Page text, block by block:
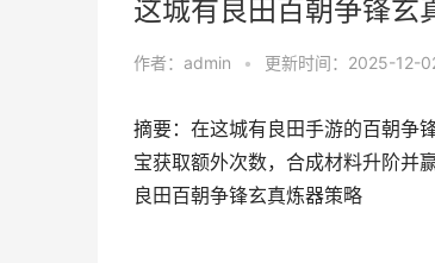
这城有良田百朝争锋玄
作者： admin • 更新时间：2025-12-
摘要：在这城有良田手游的百朝争
宝获取额外次数，合成材料升阶并
良田百朝争锋玄真炼器策略